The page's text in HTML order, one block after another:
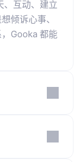
、互动、建立
倾诉心事、
Gooka 都能
和高级剧情